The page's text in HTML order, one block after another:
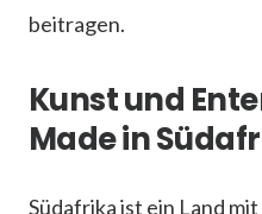
beitragen.
Kunst und
Made in
Südafrika ist ein Land